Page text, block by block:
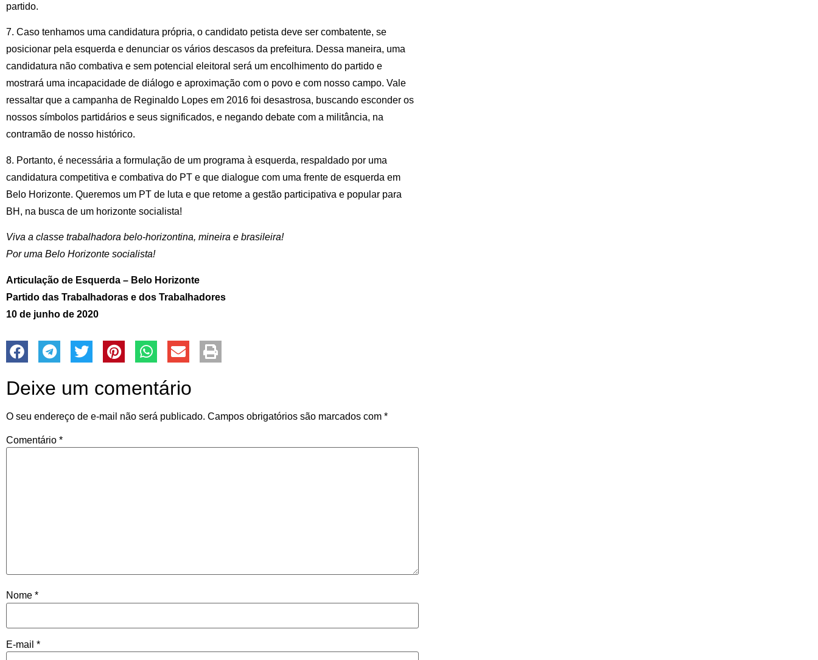
partido.
7. Caso tenhamos uma candidatura própria, o candidato petista deve ser combatente, se
posicionar pela esquerda e denunciar os vários descasos da prefeitura. Dessa maneira, uma
candidatura não combativa e sem potencial eleitoral será um encolhimento do partido e
mostrará uma incapacidade de diálogo e aproximação com o povo e com nosso campo. Vale
ressaltar que a campanha de Reginaldo Lopes em 2016 foi desastrosa, buscando esconder os
nossos símbolos partidários e seus significados, e negando debate com a militância, na
contramão de nosso histórico.
8. Portanto, é necessária a formulação de um programa à esquerda, respaldado por uma
candidatura competitiva e combativa do PT e que dialogue com uma frente de esquerda em
Belo Horizonte. Queremos um PT de luta e que retome a gestão participativa e popular para
BH, na busca de um horizonte socialista!
Viva a classe trabalhadora belo-horizontina, mineira e brasileira!
Por uma Belo Horizonte socialista!
Articulação de Esquerda – Belo Horizonte
Partido das Trabalhadoras e dos Trabalhadores
10 de junho de 2020
Deixe um comentário
O seu endereço de e-mail não será publicado. Campos obrigatórios são marcados com *
Comentário *
Nome *
E-mail *